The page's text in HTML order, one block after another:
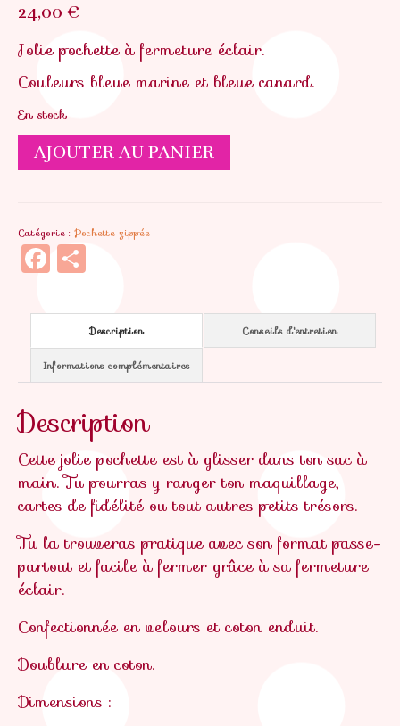
24,00 €
Jolie pochette à fermeture éclair.
Couleurs bleue marine et bleue canard.
En stock
quantité
de
Colette
AJOUTER AU PANIER
Catégorie : Pochette zippée
Facebook
Description Conseils d'entretien
Informations complémentaires
Description
Cette jolie pochette est à glisser dans ton sac à
main. Tu pourras y ranger ton maquillage,
cartes de fidélité ou tout autres petits trésors.
Tu la trouveras pratique avec son format passe-
partout et facile à fermer grâce à sa fermeture
éclair.
Confectionnée en velours et coton enduit.
Doublure en coton.
Dimensions :